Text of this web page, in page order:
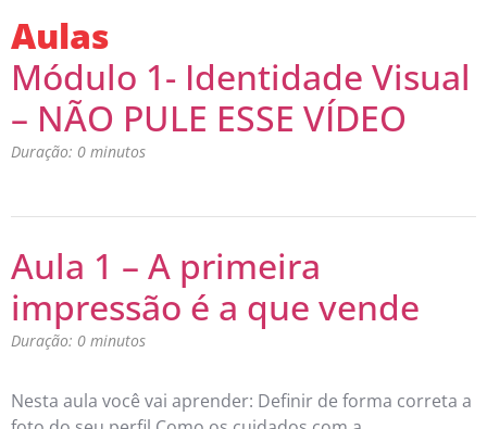
Aulas
Módulo 1- Identidade Visual
– NÃO PULE ESSE VÍDEO
Duração: 0 minutos
Aula 1 – A primeira
impressão é a que vende
Duração: 0 minutos
Nesta aula você vai aprender: Definir de forma correta a